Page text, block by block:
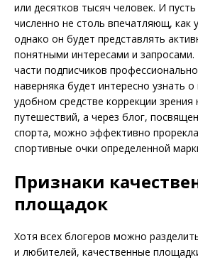
или десятков тысяч человек. И
численно не столь впечатляющ, как
однако он будет представлять
понятными интересами и
части подписчиков
наверняка будет интересно узнать
удобном средстве коррекции зрения
путешествий, а через блог,
спорта, можно эффективно
спортивные очки определенной
Признаки
площадок
Хотя всех блогеров можно
и любителей, качественные